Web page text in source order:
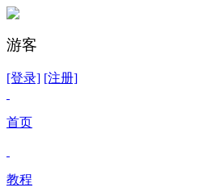
游客
[登录] [注册]
首页
教程